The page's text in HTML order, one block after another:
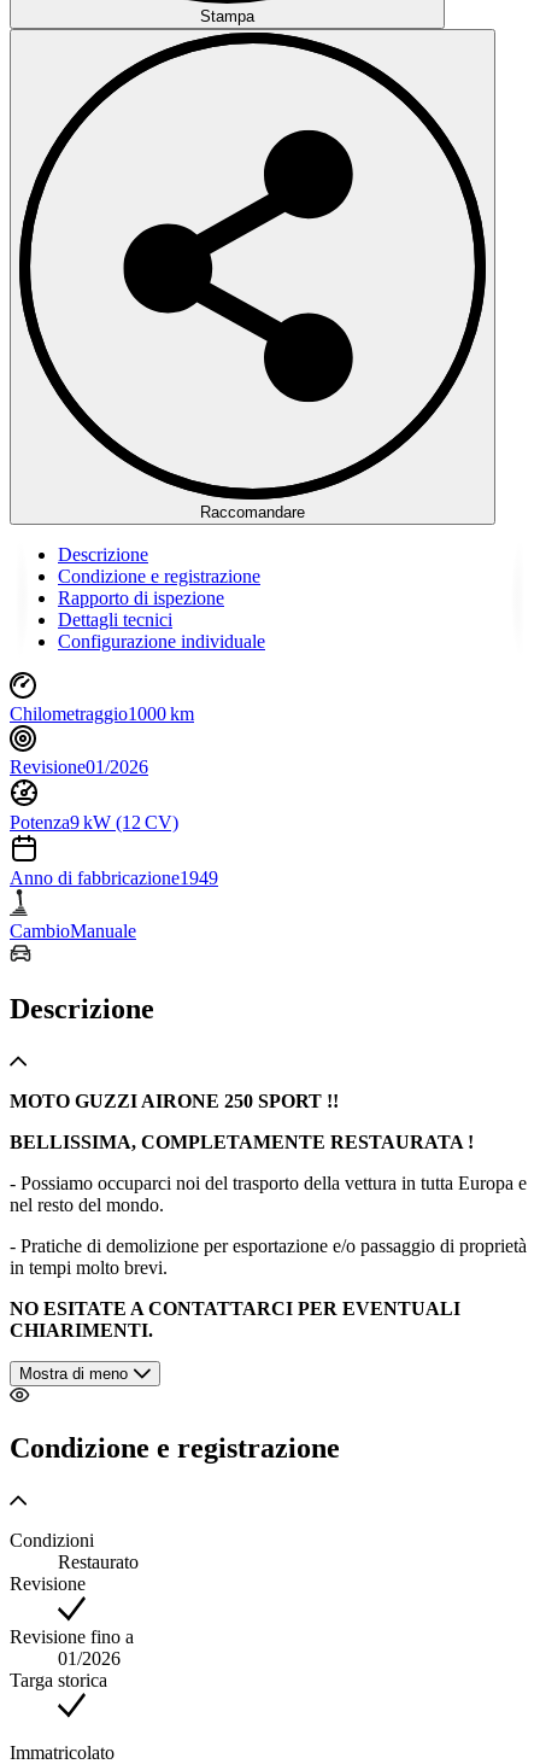
Stampa
Raccomandare
Descrizione
Condizione e registrazione
Rapporto di ispezione
Dettagli tecnici
Configurazione individuale
Chilometraggio1000 km
Revisione01/2026
Potenza9 kW (12 CV)
Anno di fabbricazione1949
CambioManuale
Descrizione
MOTO GUZZI AIRONE 250 SPORT !!
BELLISSIMA, COMPLETAMENTE RESTAURATA !
- Possiamo occuparci noi del trasporto della vettura in tutta Europa e
nel resto del mondo.
- Pratiche di demolizione per esportazione e/o passaggio di proprietà
in tempi molto brevi.
NO ESITATE A CONTATTARCI PER EVENTUALI
CHIARIMENTI.
Mostra di meno
Condizione e registrazione
Condizioni
Restaurato
Revisione
Revisione fino a
01/2026
Targa storica
Immatricolato